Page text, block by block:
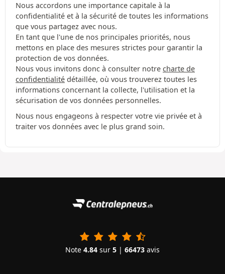
Nous accordons une importance capitale à la
confidentialité et à la sécurité de toutes les informations
que vous partagez avec nous.
En tant que l'une de nos principales priorités, nous
mettons en place des mesures strictes pour garantir la
protection de vos données.
Nous vous invitons donc à consulter notre charte de
confidentialité détaillée, où vous trouverez toutes les
informations concernant la collecte, l'utilisation et la
sécurisation de vos données personnelles.
Nous nous engageons à respecter votre vie privée et à
traiter vos données avec le plus grand soin.
Note 4.84 sur 5 | 66473 avis